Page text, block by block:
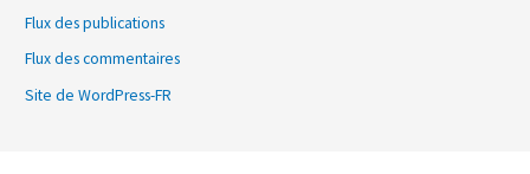
Flux des publications
Flux des commentaires
Site de WordPress-FR